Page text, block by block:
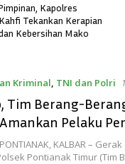
AKBP Askhabul Kahfi,
Dengan Tradisi
Kapolres Melawi
Kriminal, TNI dan Polri
Tim Berang-
Pelaku
KALBAR –
Pontianak Timur (Tim